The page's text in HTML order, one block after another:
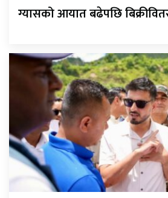
ग्यासको आयात बढेपछि